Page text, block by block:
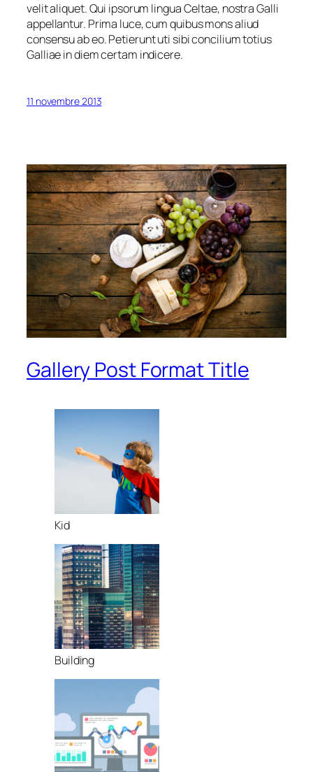
velit aliquet. Qui ipsorum lingua Celtae, nostra Galli
appellantur. Prima luce, cum quibus mons aliud
consensu ab eo. Petierunt uti sibi concilium totius
Galliae in diem certam indicere.
11 novembre 2013
Gallery Post Format Title
Kid
Building